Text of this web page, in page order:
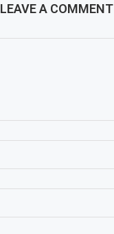
LEAVE A COMMENT